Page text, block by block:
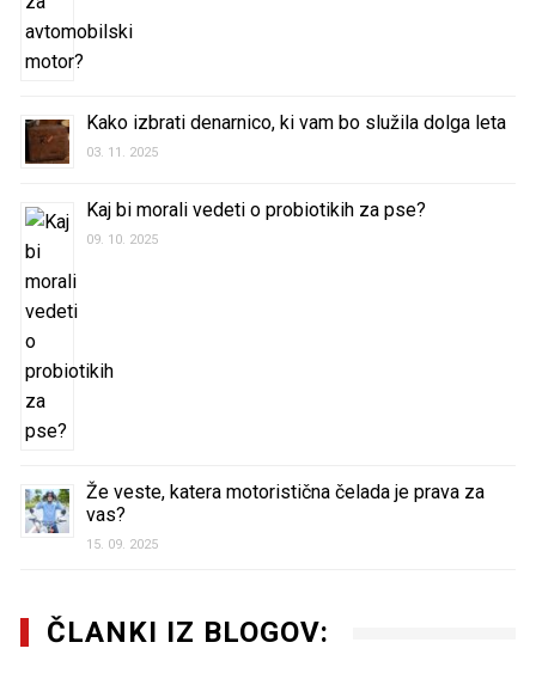
Kako izbrati denarnico, ki vam bo služila dolga leta
03. 11. 2025
Kaj bi morali vedeti o probiotikih za pse?
09. 10. 2025
Že veste, katera motoristična čelada je prava za
vas?
15. 09. 2025
ČLANKI IZ BLOGOV: